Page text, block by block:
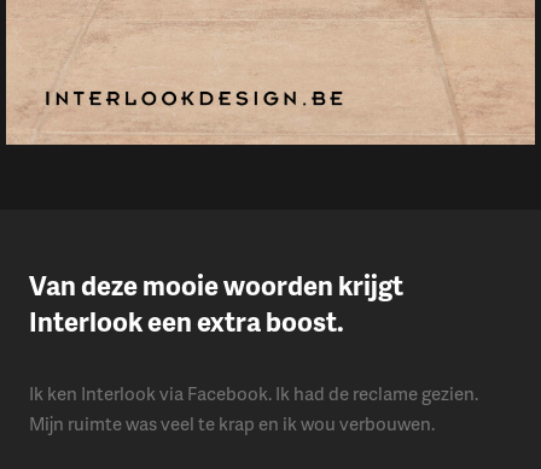
Van deze mooie woorden krijgt
Interlook een extra boost.
Ik ken Interlook via Facebook. Ik had de reclame gezien.
Mijn ruimte was veel te krap en ik wou verbouwen.